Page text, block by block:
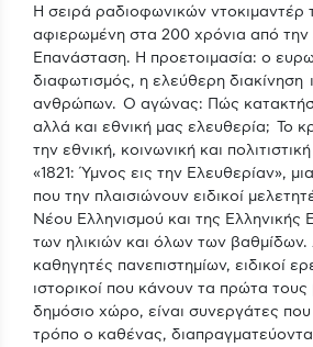
H σειρά ραδιοφωνικών ντοκιμαντέρ
αφιερωμένη στα 200 χρόνια από την
Επανάσταση. Η προετοιμασία: ο
διαφωτισμός, η ελεύθερη διακίνηση
ανθρώπων. Ο αγώνας: Πώς
αλλά και εθνική μας ελευθερία; Το
την εθνική, κοινωνική και
«1821: Ύμνος εις την Ελευθερίαν»,
που την πλαισιώνουν ειδικοί
Νέου Ελληνισμού και της
των ηλικιών και όλων των βαθμίδων.
καθηγητές πανεπιστημίων, ειδικοί
ιστορικοί που κάνουν τα πρώτα
δημόσιο χώρο, είναι συνεργάτες
τρόπο ο καθένας,